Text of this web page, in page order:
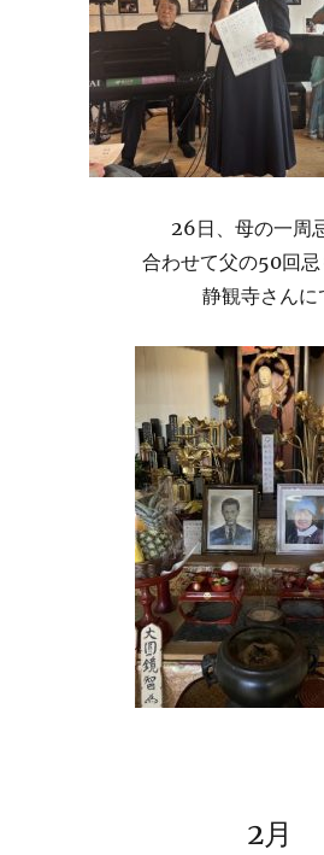
26日、母の一周
合わせて父の50回
静観寺さんに
2月